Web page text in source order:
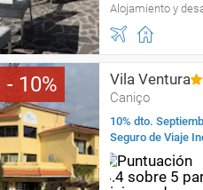
Alojamiento y
10 Vila Ventura
Caniço
10% dto.
Seguro de Viaje